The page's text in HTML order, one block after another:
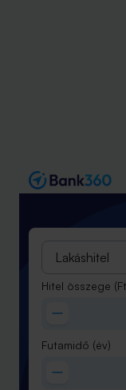
Lakáshitel
Hitel összege
Futamidő (év)